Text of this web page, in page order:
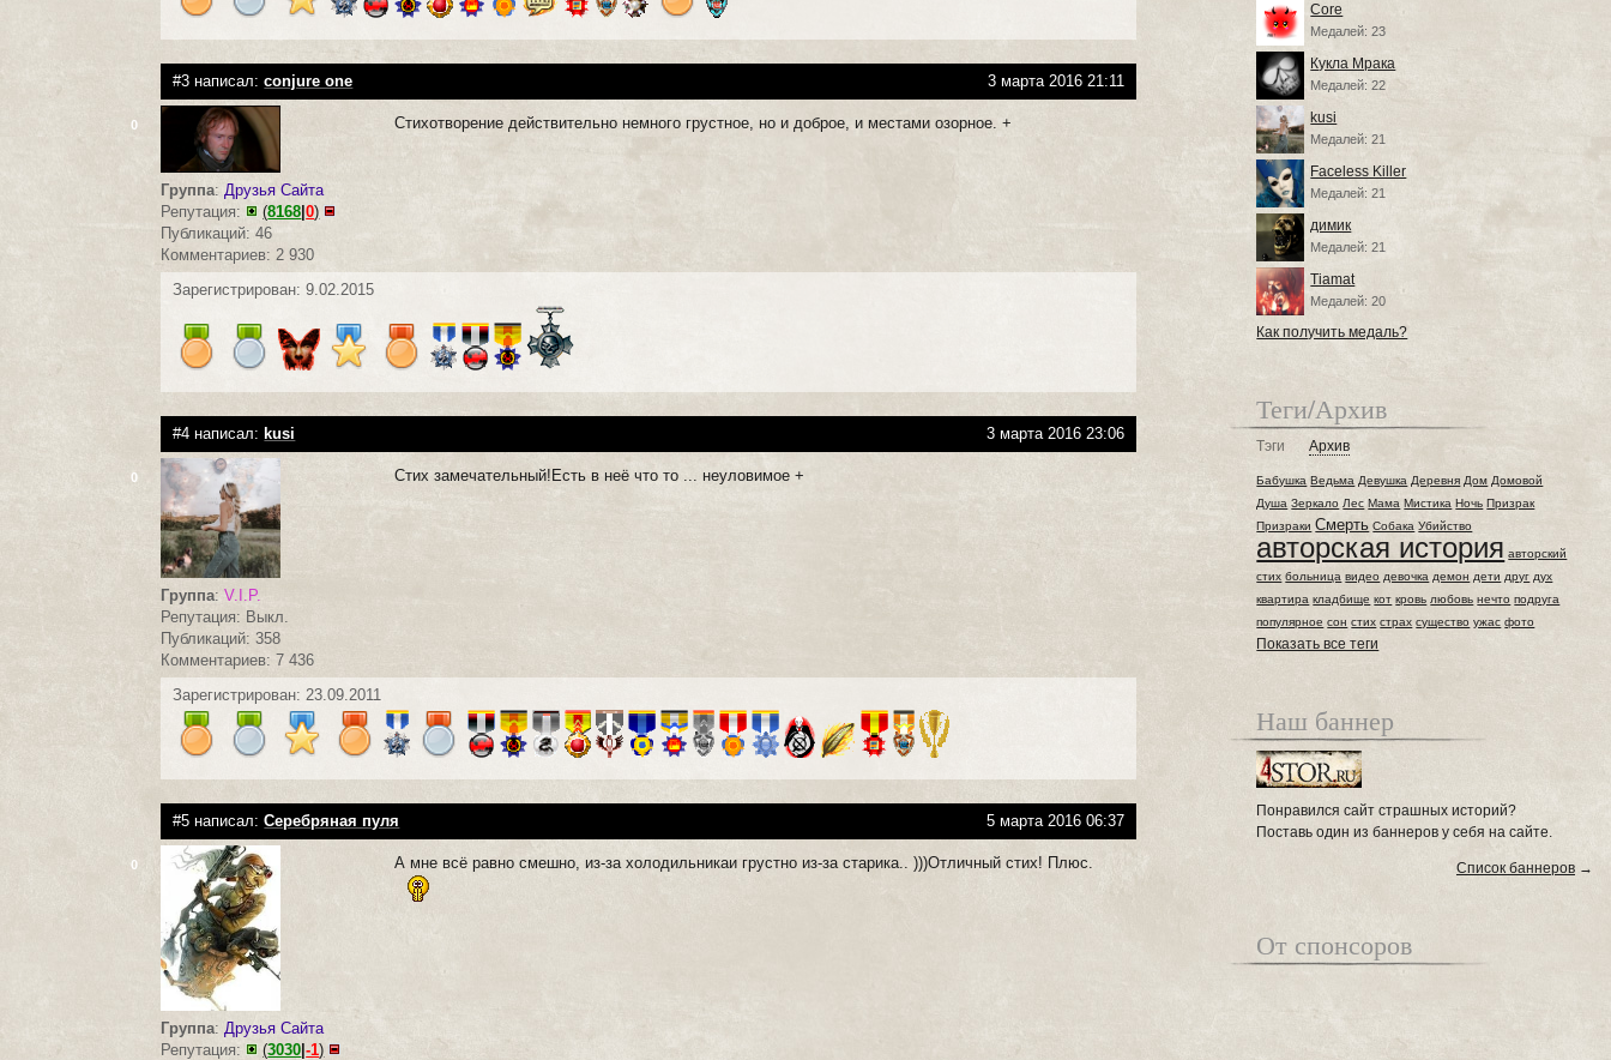
#3 написал:conjure one 3 марта 2016 21:11
0
Группа:Друзья Сайта
Репутация:
(8168 |0)
Публикаций: 46
Комментариев: 2 930
Стихотворение действительно немного грустное, но и доброе, и местами озорное. +
Зарегистрирован: 9.02.2015
#4 написал: kusi 3 марта 2016 23:06
0
Группа:V.I.P.
Репутация: Выкл.
Публикаций: 358
Комментариев: 7 436
Стих замечательный!Есть в неё что то ... неуловимое +
Зарегистрирован: 23.09.2011
#5 написал:Серебряная пуля 5 марта 2016 06:37
0
Группа: Друзья Сайта
Репутация:
(3030 |-1)
А мне всё равно смешно, из-за холодильникаи грустно из-за старика.. )))Отличный стих! Плюс.
Core
Медалей: 23
Кукла Мрака
Медалей: 22
kusi
Медалей: 21
Faceless Killer
Медалей: 21
димик
Медалей: 21
Tiamat
Медалей: 20
Как получить медаль?
Теги/Архив
Тэги Архив
Бабушка Ведьма Девушка Деревня Дом Домовой
Душа Зеркало Лес Мама Мистика Ночь Призрак
Призраки Смерть Собака Убийство
авторская история авторский
стих больница видео девочка демон дети друг дух
квартира кладбище кот кровь любовь нечто подруга
популярное сон стих страх существо ужас фото
Показать все теги
Наш баннер
Понравился сайт страшных историй?
Поставь один из баннеров у себя на сайте.
Список баннеров →
От спонсоров